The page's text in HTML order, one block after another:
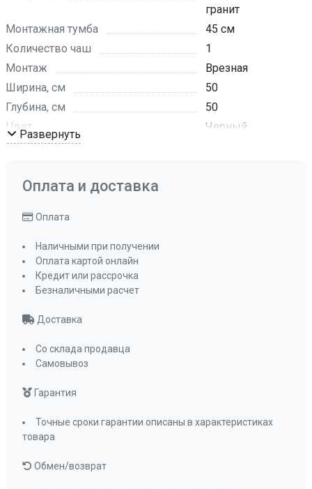
гранит
Монтажная тумба
45 см
Количество чаш
1
Монтаж
Врезная
Ширина, см
50
Глубина, см
50
Цвет
Черный
ПРОМО Скидка
Развернуть
Оплата и доставка
Оплата
Наличными при получении
Оплата картой онлайн
Кредит или рассрочка
Безналичными расчет
Доставка
Со склада продавца
Самовывоз
Гарантия
Точные сроки гарантии описаны в характеристиках
товара
Обмен/возврат